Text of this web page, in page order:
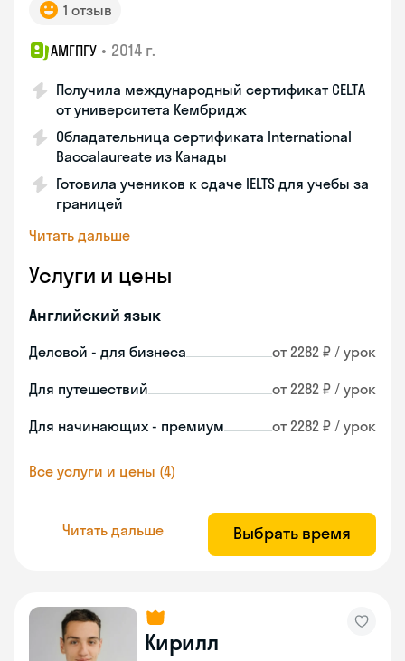
1 отзыв
АМГПГУ • 2014 г.
Получила международный сертификат CELTA
от университета Кембридж
Обладательница сертификата International
Baccalaureate из Канады
Готовила учеников к сдаче IELTS для учебы за
границей
Читать дальше
Услуги и цены
Английский язык
Деловой - для бизнеса от 2282 ₽ / урок
Для путешествий от 2282 ₽ / урок
Для начинающих - премиум от 2282 ₽ / урок
Все услуги и цены (4)
Читать дальше Выбрать время
Кирилл